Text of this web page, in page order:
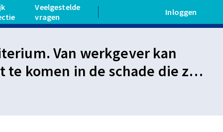
Veelgestelde
vragen
Inloggen
Van werkgever kan
komen in de schade die zij
niet het gesprek is